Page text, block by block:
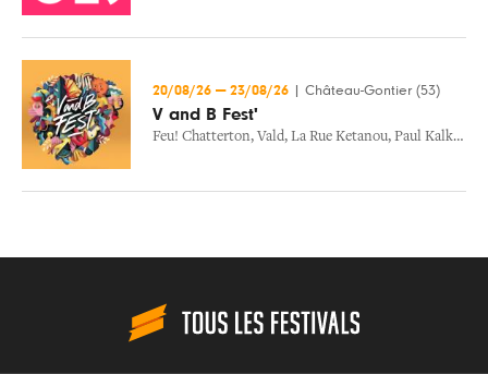
20/08/26 — 23/08/26 Château-Gontier (53)
V and B Fest'
Feu! Chatterton, Vald, La Rue Ketanou, Paul Kalkbrenner